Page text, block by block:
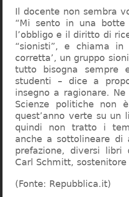
Il docente non sembra
“Mi sento in una
l’obbligo e il diritto di
“sionisti”, e chiama in
corretta’, un gruppo
tutto bisogna sempre
studenti – dice a
insegno a ragionare.
Scienze politiche non
quest’anno verte su
quindi non tratto i
anche a sottolineare
prefazione, diversi
Carl Schmitt,
(Fonte: Repubblica.it)